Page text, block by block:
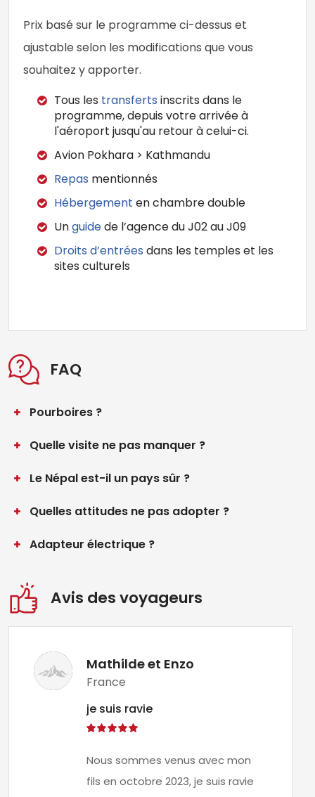
Prix basé sur le programme ci-dessus et
ajustable selon les modifications que vous
souhaitez y apporter.
Tous les transferts inscrits dans le
programme, depuis votre arrivée à
l'aéroport jusqu'au retour à celui-ci.
Avion Pokhara > Kathmandu
Repas mentionnés
Hébergement en chambre double
Unguidede l’agence du J02 au J09
Droits d’entrées dans les temples et les
sites culturels
FAQ
Pourboires ?
Quelle visite ne pas manquer ?
Le Népal est-il un pays sûr ?
Quelles attitudes ne pas adopter ?
Adapteur électrique ?
Avis des voyageurs
Mathilde et Enzo
France
je suis ravie
Nous sommes venus avec mon
fils en octobre 2023, je suis ravie